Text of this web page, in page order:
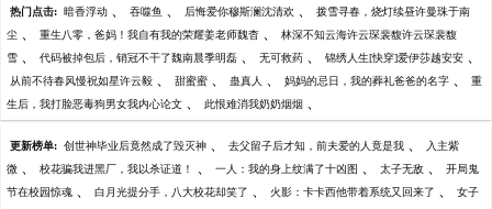
热门点击: 暗香浮动 、 吞噬鱼 、 后悔爱你穆斯澜沈清欢 、 拨雪寻春，烧灯续昼许曼珠于南
尘 、 重生八零，爸妈！我自有我的荣耀姜老师魏杳 、 林深不知云海许云琛裴馥许云琛裴馥
雪 、 代码被掉包后，销冠不干了魏南晨季明磊 、 无可救药 、 锦绣人生[快穿]爱伊莎越安安 、
从前不待春风慢祝如星许云毅 、 甜蜜蜜 、 蛊真人 、 妈妈的忌日，我的葬礼爸爸的名字 、 重
生后，我打脸恶毒狗男女我内心论文 、 此恨难消我奶奶烟烟 、
更新榜单: 创世神毕业后竟然成了毁灭神 、 去父留子后才知，前夫爱的人竟是我 、 入主紫
微 、 校花骗我进黑厂，我以杀证道！ 、 一人：我的身上纹满了十凶图 、 太子无敌 、 开局鬼
节在校园惊魂 、 白月光提分手，八大校花却笑了 、 火影：卡卡西他带着系统又回来了 、 女子